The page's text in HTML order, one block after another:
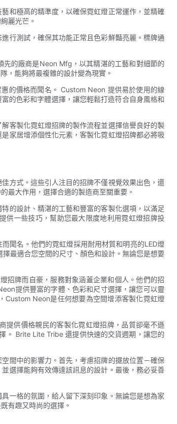
和極高的精準度，以確保霓虹燈正常運作，並精確
麗光芒。
行測試，確保其功能正常且色彩鮮豔亮麗。標牌通
的廠商是Neon Mfg，以其精湛的工藝和對細節的
，能夠將最複雜的設計變為現實。
的價格而聞名。 Custom Neon 提供易於使用的線
的色彩和字體選擇，讓您輕鬆打造符合自身風格和
客製化霓虹燈招牌的製作流程並選擇信譽良好的製
家居增添個性化元素，客製化霓虹燈招牌都必將吸
方式。這些引人注目的招牌不僅視覺效果出色，還
最大作用，選擇合適的製造商至關重要。
的設計、精湛的工藝和豐富的客製化選項，以滿足
供一些技巧，幫助您最大限度地利用霓虹燈招牌投
聞名。他們的霓虹燈採用耐用材質和明亮的LED燈
最適合您空間的尺寸、顏色和設計。無論您是想要
招牌而自豪，服務對象涵蓋企業和個人。他們的招
提供豐富的字體、色彩和尺寸選擇，讓您可以靈
Custom Neon是任何想要為空間增添客製化霓虹燈
提供價格親民的客製化霓虹燈招牌，品質卻毫不遜
。 Brite Lite Tribe 還提供快速的交貨週期，讓您的
間中的影響力。首先，考慮招牌的擺放位置－確保
選擇能夠有效傳達該訊息的設計。最後，務必妥善
一格的氛圍，給人留下深刻印象。無論您是想為家
有趣又時尚的選擇。